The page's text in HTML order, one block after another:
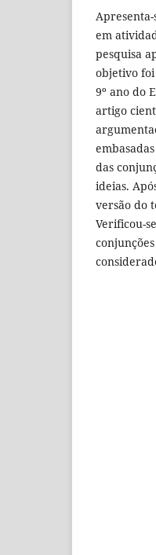
em
pesquisa
objetivo
9º ano do
artigo
das
ideias.
versão do
Verificou-